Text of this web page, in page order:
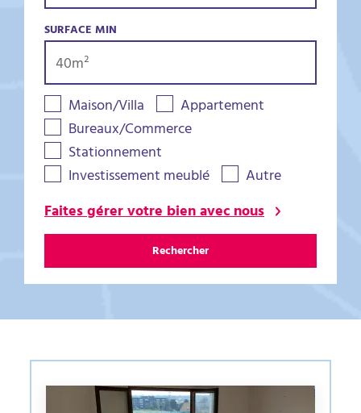
SURFACE MIN
Maison/Villa
Appartement
Bureaux/Commerce
Stationnement
Investissement meublé
Autre
Faites gérer votre bien avec nous
Rechercher